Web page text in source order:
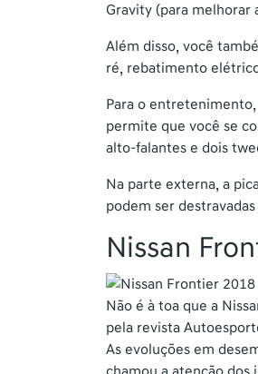
Gravity (para melhorar
Além disso, você
ré, rebatimento
Para o
permite que você se
alto-falantes e dois
Na parte externa, a
podem ser
Nissan
Não é à toa que a
pela revista
As evoluções em